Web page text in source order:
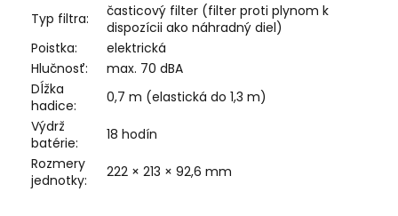
Typ filtra:
časticový filter (filter proti plynom k
dispozícii ako náhradný diel)
Poistka:
elektrická
Hlučnosť:
max. 70 dBA
Dĺžka
hadice:
0,7 m (elastická do 1,3 m)
Výdrž
batérie:
18 hodín
Rozmery
jednotky:
222 × 213 × 92,6 mm